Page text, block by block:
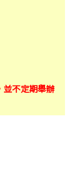
不定期舉辦